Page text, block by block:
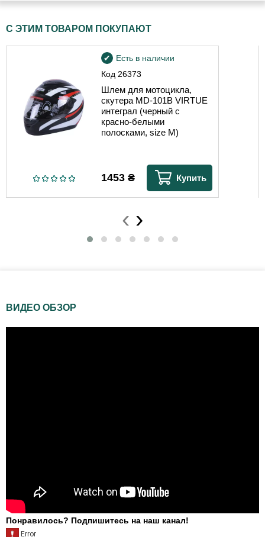
С ЭТИМ ТОВАРОМ ПОКУПАЮТ
Код 26373
Есть в наличии
Шлем для мотоцикла,
скутера MD-101B VIRTUE
интеграл (черный с
красно-белыми
полосками, size M)
1453 ₴ Купить
‹ ›
ВИДЕО ОБЗОР
Понравилось? Подпишитесь на наш канал!